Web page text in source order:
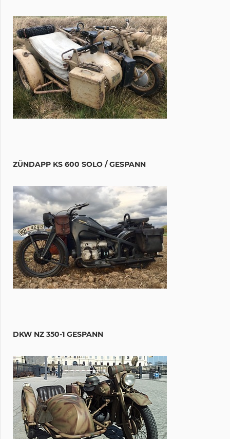
ZÜNDAPP KS 600 SOLO / GESPANN
DKW NZ 350-1 GESPANN